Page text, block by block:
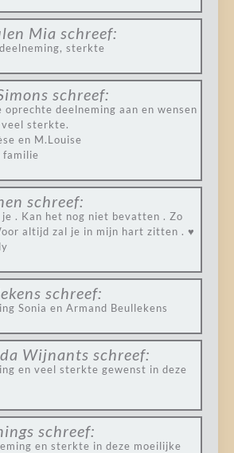
Mia schreef:
sterkte
schreef:
oprechte deelneming aan en wensen
sterkte.
en M.Louise
familie
schreef:
. Kan het nog niet bevatten . Zo
altijd zal je in mijn hart zitten . ♥️
schreef:
Sonia en Armand Beullekens
Wijnants schreef:
en veel sterkte gewenst in deze
schreef:
en sterkte in deze moeilijke